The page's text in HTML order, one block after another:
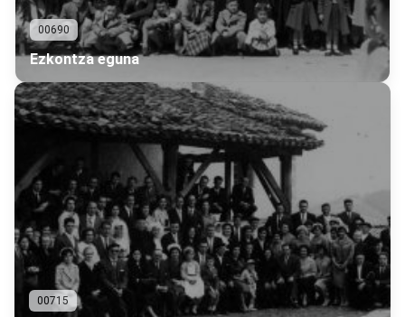
00690
Ezkontza eguna
00715